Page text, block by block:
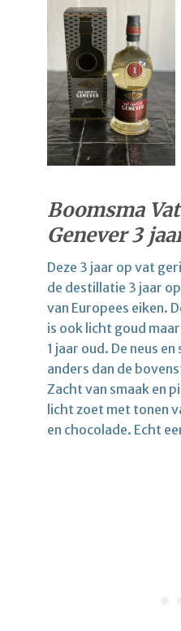
Boomsma
Genever 3
Deze 3 jaar op vat
de destillatie 3 jaar
van Europees eiken.
is ook licht goud
1 jaar oud. De neus
anders dan de
Zacht van smaak en
licht zoet met tonen
en chocolade. Echt